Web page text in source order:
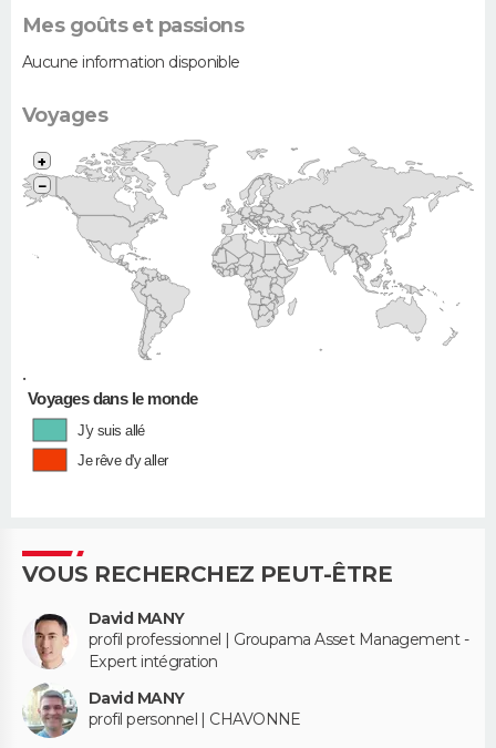
Mes goûts et passions
Aucune information disponible
Voyages
•
+
−
Voyages dans le monde
J'y suis allé
Je rêve d'y aller
VOUS RECHERCHEZ PEUT-ÊTRE
David MANY
profil professionnel | Groupama Asset Management -
Expert intégration
David MANY
profil personnel | CHAVONNE